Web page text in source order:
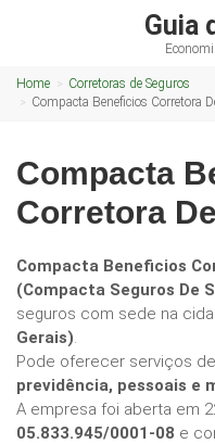
Guia
Home
Corretoras de Seguros
Compacta Beneficios Corretora
Compacta
Corretora
Compacta Beneficios
(Compacta Seguros De
seguros com sede na
Gerais).
Pode oferecer serviços de
previdência, pessoais e
A empresa foi aberta em
05.833.945/0001-08 e